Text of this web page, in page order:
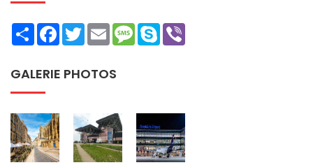
ShareFacebookTwitterEmailMessage
Skype
GALERIE PHOTOS